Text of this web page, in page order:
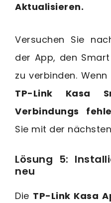
Aktualisieren.
Versuchen Sie
der App, den
zu verbinden.
TP-Link Kasa
Verbindungs
Sie mit der
Lösung 5:
neu
Die TP-Link Kasa